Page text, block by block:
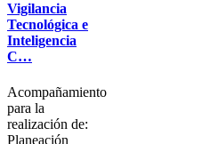
Vigilancia
Tecnológica e
Inteligencia
C…
Acompañamiento
para la
realización de:
Planeación